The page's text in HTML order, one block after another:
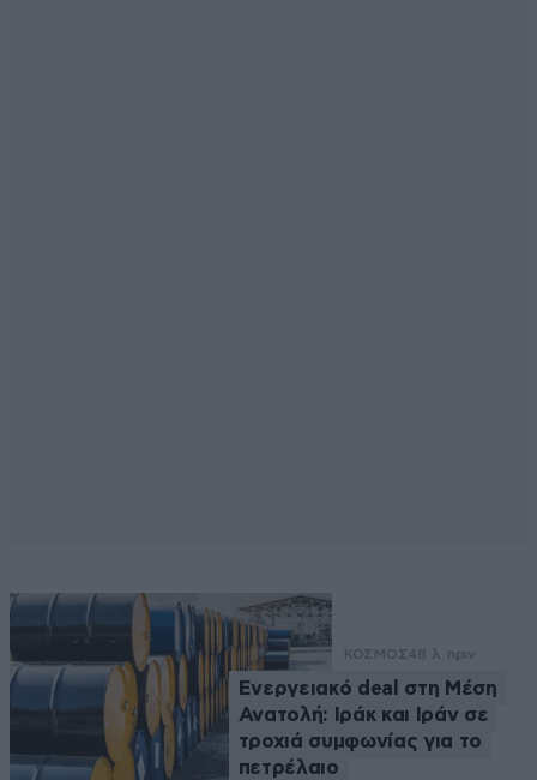
ΚΟΣΜΟΣ48 λ. πριν
Ενεργειακό deal στη Μέση
Ανατολή: Ιράκ και Ιράν σε
τροχιά συμφωνίας για το
πετρέλαιο